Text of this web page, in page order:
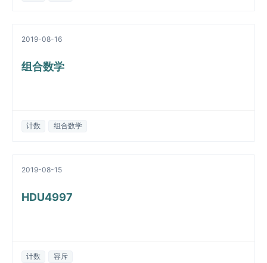
2019-08-16
组合数学
计数 组合数学
2019-08-15
HDU4997
计数 容斥